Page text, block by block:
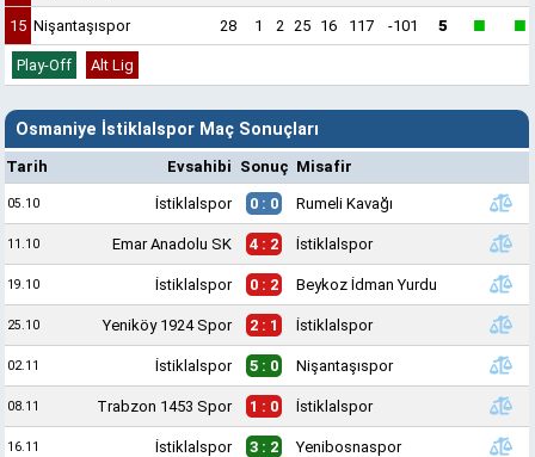
15 Nişantaşıspor 28 1 2 25 16 117 -101 5 ■ ■
Play-Off Alt Lig
Osmaniye İstiklalspor Maç Sonuçları
Tarih Evsahibi Sonuç Misafir
05.10 İstiklalspor 0 : 0 Rumeli Kavağı
11.10 Emar Anadolu SK 4 : 2 İstiklalspor
19.10 İstiklalspor 0 : 2 Beykoz İdman Yurdu
25.10 Yeniköy 1924 Spor 2 : 1 İstiklalspor
02.11 İstiklalspor 5 : 0 Nişantaşıspor
08.11 Trabzon 1453 Spor 1 : 0 İstiklalspor
16.11 İstiklalspor 3 : 2 Yenibosnaspor